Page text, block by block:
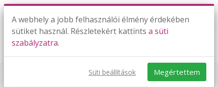
Szorzás szöveges feladatokban 2.
Már csak egy lépés:
A webhely a jobb felhasználói élmény érdekében
sütiket használ. Részletekért kattints a süti
szabályzatra.
Süti beállítások Megértettem